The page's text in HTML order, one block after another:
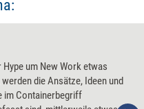
Hype um New Work etwas
die Ansätze, Ideen und
im Containerbegriff